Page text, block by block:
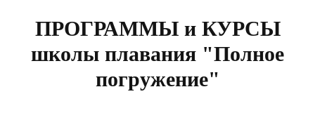
ПРОГРАММЫ и КУРСЫ
школы плавания "Полное
погружение"